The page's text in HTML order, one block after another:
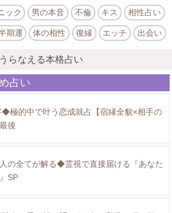
ック 男の本音 不倫 キス 相性占い
期運 体の相性 復縁 エッチ 出会い
らなえる本格占い
占い
◆極的中で叶う恋成就占【宿縁全貌×相手の
後
の全てが解る◆霊視で直接届ける『あなた
SP